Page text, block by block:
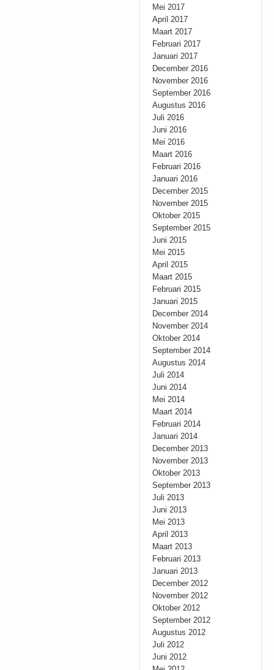
Mei 2017
April 2017
Maart 2017
Februari 2017
Januari 2017
December 2016
November 2016
September 2016
Augustus 2016
Juli 2016
Juni 2016
Mei 2016
Maart 2016
Februari 2016
Januari 2016
December 2015
November 2015
Oktober 2015
September 2015
Juni 2015
Mei 2015
April 2015
Maart 2015
Februari 2015
Januari 2015
December 2014
November 2014
Oktober 2014
September 2014
Augustus 2014
Juli 2014
Juni 2014
Mei 2014
Maart 2014
Februari 2014
Januari 2014
December 2013
November 2013
Oktober 2013
September 2013
Juli 2013
Juni 2013
Mei 2013
April 2013
Maart 2013
Februari 2013
Januari 2013
December 2012
November 2012
Oktober 2012
September 2012
Augustus 2012
Juli 2012
Juni 2012